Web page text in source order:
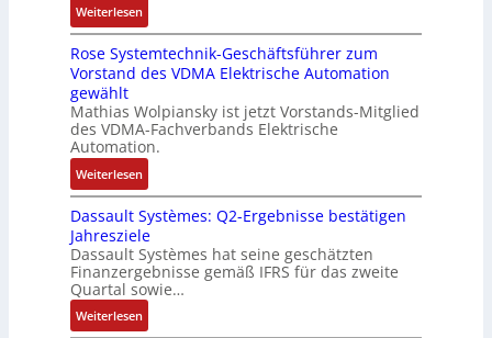
c
k
l
u
n
g
k
r
ä
f
t
e
tc
h
i
n
e
n
-
A
n
l
a
g
e
M
u
l
t
t
u
r
n
-
K
i
t
E
n
c
s
e
r
t
L
a
s
e
r
t
r
i
a
n
g
Weiterlesen:
D
a
s
T
-
R
ü
c
k
g
r
a
t
d
Rose Systemtechnik-Geschäftsführer zum
Vorstand des VDMA Elektrische Automation
gewählt
Mathias Wolpiansky ist jetzt Vorstands-Mitglied
des VDMA-Fachverbands Elektrische
Automation.
Weiterlesen:
R
o
s
e
S
y
s
Dassault Systèmes: Q2-Ergebnisse bestätigen
Jahresziele
Dassault Systèmes hat seine geschätzten
Finanzergebnisse gemäß IFRS für das zweite
Quartal sowie…
Weiterlesen: